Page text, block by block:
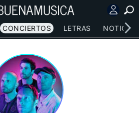
CONCIERTOS LETRAS NOTICIAS